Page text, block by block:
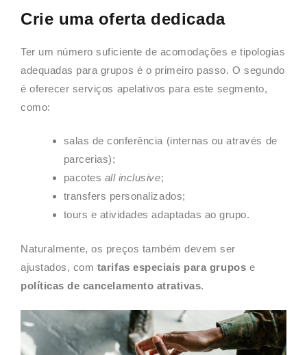
Crie uma oferta dedicada
Ter um número suficiente de acomodações e tipologias
adequadas para grupos é o primeiro passo. O segundo
é oferecer serviços apelativos para este segmento,
como:
salas de conferência (internas ou através de
parcerias);
pacotes all inclusive;
transfers personalizados;
tours e atividades adaptadas ao grupo.
Naturalmente, os preços também devem ser
ajustados, com tarifas especiais para grupos e
políticas de cancelamento atrativas.